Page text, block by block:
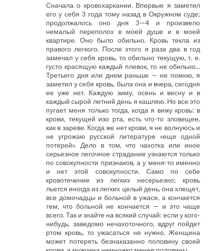
Сначала о кровохаркании. Впервые я заметил
его у себя 3 года тому назад в Окружном суде;
продолжалось оно дня 3—4 и произвело
немалый переполох в моей душе и в моей
квартире. Оно было обильно. Кровь текла из
правого легкого. После этого я раза два в год
замечал у себя кровь, то обильно текущую, т. е.
густо красящую каждый плевок, то не обильно...
Третьего дня или днем раньше — не помню, я
заметил у себя кровь, была она и вчера, сегодня
ее уже нет. Каждую зиму, осень и весну и в
каждый сырой летний день я кашляю. Но все это
пугает меня только тогда, когда я вижу кровь: в
крови, текущей изо рта, есть что-то зловещее,
как в зареве. Когда же нет крови, я не волнуюсь и
не угрожаю русской литературе «еще одной
потерей». Дело в том, что чахотка или иное
серьезное легочное страдание узнаются только
по совокупности признаков, а у меня-то именно
и нет этой совокупности. Само по себе
кровотечение из легких несерьезно; кровь
льется иногда из легких целый день, она хлещет,
все домочадцы и больной в ужасе, а кончается
тем, что больной не кончается — и это чаще
всего. Так и знайте на всякий случай: если у кого-
нибудь, заведомо нечахоточного, вдруг пойдет
ртом кровь, то ужасаться не нужно. Женщина
может потерять безнаказанно половину своей